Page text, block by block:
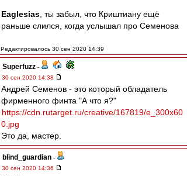
Eaglesias , ты забыл, что Криштиану ещё
раньше слился, когда услышал про Семенова
Редактировалось 30 сен 2020 14:39
Superfuzz -
30 сен 2020 14:38
Андрей Семенов - это который обладатель
фирменного финта "А что я?"
https://cdn.rutarget.ru/creative/167819/e_300x60
0.jpg
Это да, мастер.
blind_guardian -
30 сен 2020 14:36